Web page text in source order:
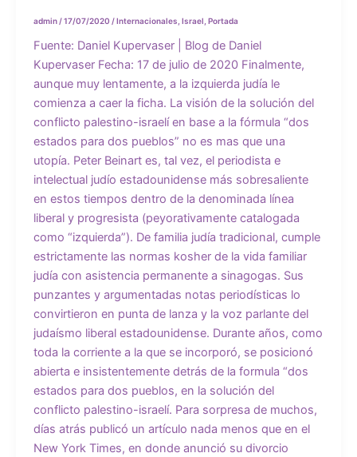
admin/17/07/2020 /Internacionales, Israel, Portada
Fuente: Daniel Kupervaser | Blog de Daniel
Kupervaser Fecha: 17 de julio de 2020 Finalmente,
aunque muy lentamente, a la izquierda judía le
comienza a caer la ficha. La visión de la solución del
conflicto palestino-israelí en base a la fórmula “dos
estados para dos pueblos” no es mas que una
utopía. Peter Beinart es, tal vez, el periodista e
intelectual judío estadounidense más sobresaliente
en estos tiempos dentro de la denominada línea
liberal y progresista (peyorativamente catalogada
como “izquierda”). De familia judía tradicional, cumple
estrictamente las normas kosher de la vida familiar
judía con asistencia permanente a sinagogas. Sus
punzantes y argumentadas notas periodísticas lo
convirtieron en punta de lanza y la voz parlante del
judaísmo liberal estadounidense. Durante años, como
toda la corriente a la que se incorporó, se posicionó
abierta e insistentemente detrás de la formula “dos
estados para dos pueblos, en la solución del
conflicto palestino-israelí. Para sorpresa de muchos,
días atrás publicó un artículo nada menos que en el
New York Times, en donde anunció su divorcio